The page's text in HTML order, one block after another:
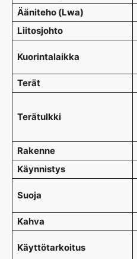
Ääniteho (Lwa)
Liitosjohto
Kuorintalaikka
Terät
Terätulkki
Rakenne
Käynnistys
Suoja
Kahva
Käyttötarkoitus